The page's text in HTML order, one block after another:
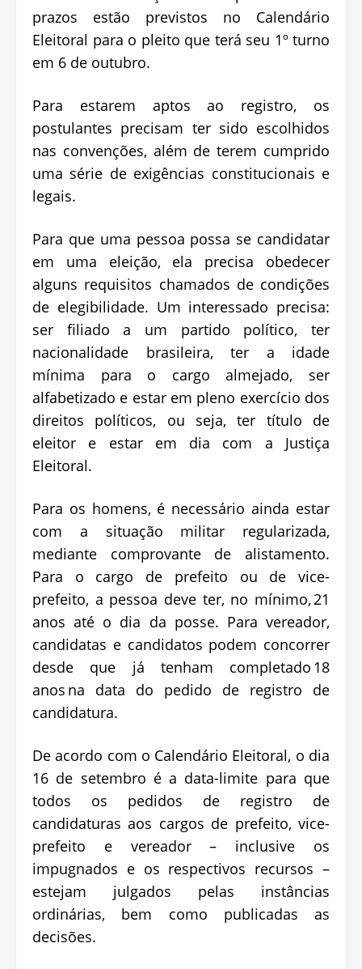
prazos estão previstos no Calendário
Eleitoral para o pleito que terá seu 1º turno
em 6 de outubro.
Para estarem aptos ao registro, os
postulantes precisam ter sido escolhidos
nas convenções, além de terem cumprido
uma série de exigências constitucionais e
legais.
Para que uma pessoa possa se candidatar
em uma eleição, ela precisa obedecer
alguns requisitos chamados de condições
de elegibilidade. Um interessado precisa:
ser filiado a um partido político, ter
nacionalidade brasileira, ter a idade
mínima para o cargo almejado, ser
alfabetizado e estar em pleno exercício dos
direitos políticos, ou seja, ter título de
eleitor e estar em dia com a Justiça
Eleitoral.
Para os homens, é necessário ainda estar
com a situação militar regularizada,
mediante comprovante de alistamento.
Para o cargo de prefeito ou de vice-
prefeito, a pessoa deve ter, no mínimo, 21
anos até o dia da posse. Para vereador,
candidatas e candidatos podem concorrer
desde que já tenham completado 18
anos na data do pedido de registro de
candidatura.
De acordo com o Calendário Eleitoral, o dia
16 de setembro é a data-limite para que
todos os pedidos de registro de
candidaturas aos cargos de prefeito, vice-
prefeito e vereador – inclusive os
impugnados e os respectivos recursos –
estejam julgados pelas instâncias
ordinárias, bem como publicadas as
decisões.